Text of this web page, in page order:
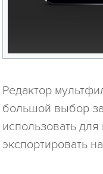
Редактор
большой выбор
использовать
экспортировать